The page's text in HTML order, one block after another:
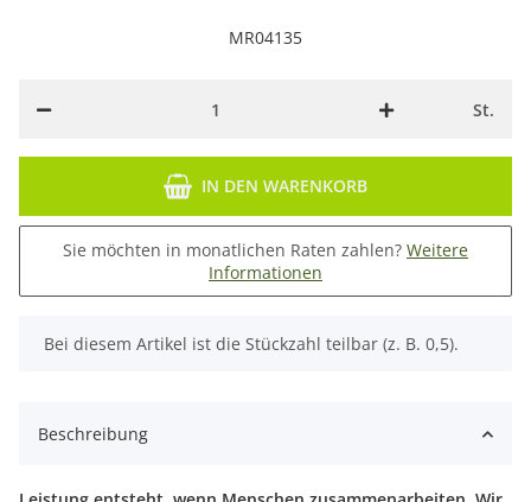
MR04135
St.
IN DEN WARENKORB
Sie möchten in monatlichen Raten zahlen? Weitere
Informationen
x
Bei diesem Artikel ist die Stückzahl teilbar (z. B. 0,5).
Beschreibung